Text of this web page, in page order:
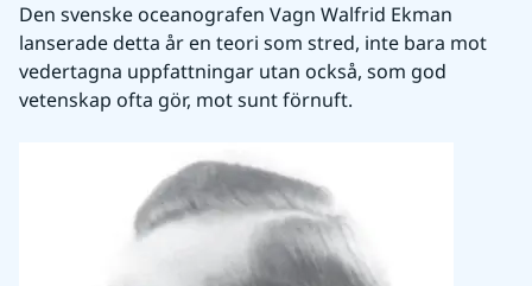
Den svenske oceanografen Vagn Walfrid Ekman
lanserade detta år en teori som stred, inte bara mot
vedertagna uppfattningar utan också, som god
vetenskap ofta gör, mot sunt förnuft.